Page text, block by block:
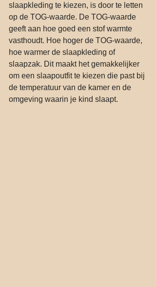
slaapkleding te kiezen, is door te letten
op de TOG-waarde. De TOG-waarde
geeft aan hoe goed een stof warmte
vasthoudt. Hoe hoger de TOG-waarde,
hoe warmer de slaapkleding of
slaapzak. Dit maakt het gemakkelijker
om een slaapoutfit te kiezen die past bij
de temperatuur van de kamer en de
omgeving waarin je kind slaapt.